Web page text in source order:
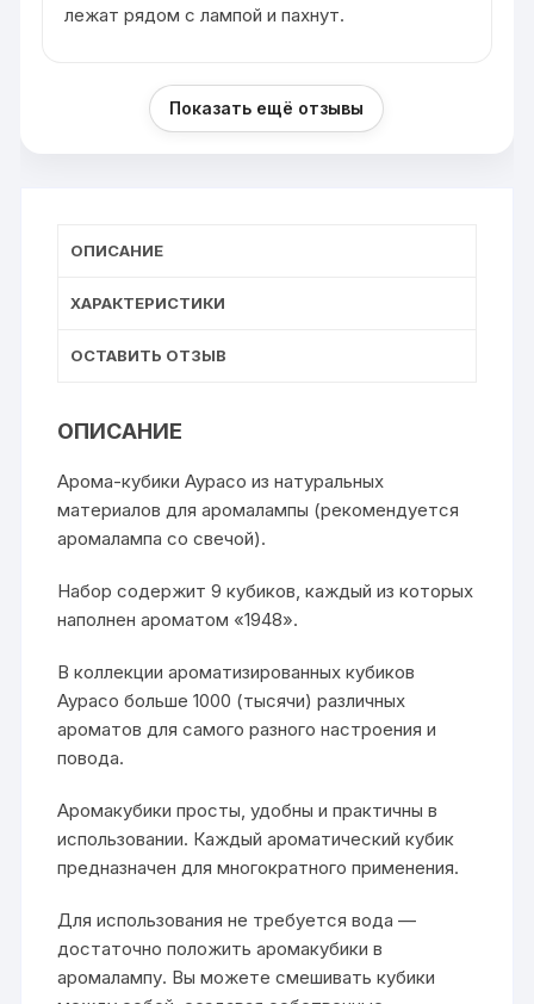
лежат рядом с лампой и пахнут.
Показать ещё отзывы
ОПИСАНИЕ
ХАРАКТЕРИСТИКИ
ОСТАВИТЬ ОТЗЫВ
ОПИСАНИЕ
Арома-кубики Аурасо из натуральных
материалов для аромалампы (рекомендуется
аромалампа со свечой).
Набор содержит 9 кубиков, каждый из которых
наполнен ароматом «1948».
В коллекции ароматизированных кубиков
Аурасо больше 1000 (тысячи) различных
ароматов для самого разного настроения и
повода.
Аромакубики просты, удобны и практичны в
использовании. Каждый ароматический кубик
предназначен для многократного применения.
Для использования не требуется вода —
достаточно положить аромакубики в
аромалампу. Вы можете смешивать кубики